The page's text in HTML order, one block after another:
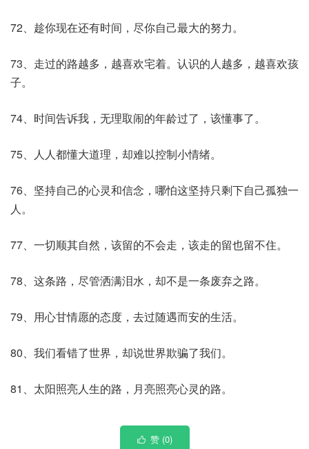
72、趁你现在还有时间，尽你自己最大的努力。
73、走过的路越多，越喜欢宅着。认识的人越多，越喜欢孩
子。
74、时间告诉我，无理取闹的年龄过了，该懂事了。
75、人人都懂大道理，却难以控制小情绪。
76、坚持自己的心灵和信念，哪怕这坚持只剩下自己孤独一
人。
77、一切顺其自然，该留的不会走，该走的留也留不住。
78、这条路，尽管洒满泪水，却不是一条废弃之路。
79、用心甘情愿的态度，去过随遇而安的生活。
80、我们看错了世界，却说世界欺骗了我们。
81、太阳照亮人生的路，月亮照亮心灵的路。
 赞 (0)